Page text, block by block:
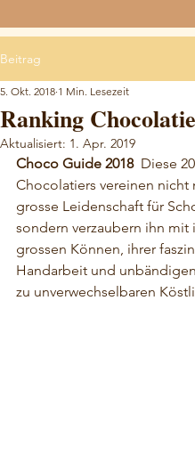
Beitrag
Ranking
5. Okt. 2018 1 Min. Lesezeit
Aktualisiert: 1. Apr. 2019
Choco Guide 2018
  Diese 20
Chocolatiers vereinen nicht
grosse Leidenschaft für
sondern verzaubern ihn mit
grossen Können, ihrer
Handarbeit und
zu unverwechselbaren